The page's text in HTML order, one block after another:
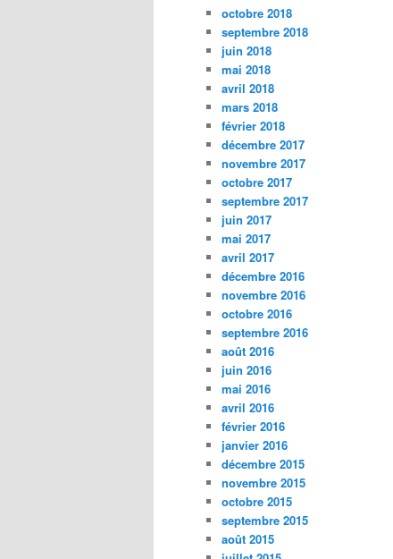
octobre 2018
septembre 2018
juin 2018
mai 2018
avril 2018
mars 2018
février 2018
décembre 2017
novembre 2017
octobre 2017
septembre 2017
juin 2017
mai 2017
avril 2017
décembre 2016
novembre 2016
octobre 2016
septembre 2016
août 2016
juin 2016
mai 2016
avril 2016
février 2016
janvier 2016
décembre 2015
novembre 2015
octobre 2015
septembre 2015
août 2015